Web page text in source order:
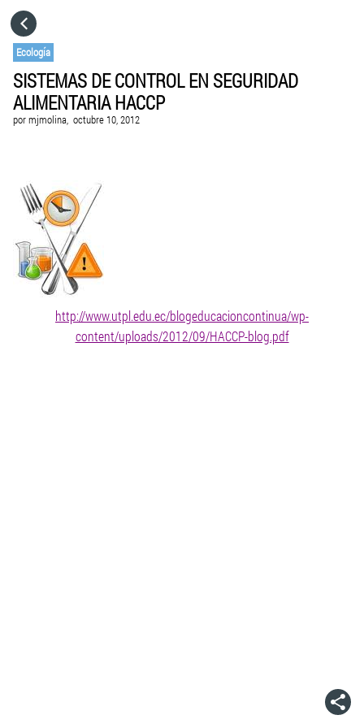
Ecología
SISTEMAS DE CONTROL EN SEGURIDAD
ALIMENTARIA HACCP
pormjmolina, octubre 10, 2012
http://www.utpl.edu.ec/blogeducacioncontinua/wp-
content/uploads/2012/09/HACCP-blog.pdf
CATEGORÍAS